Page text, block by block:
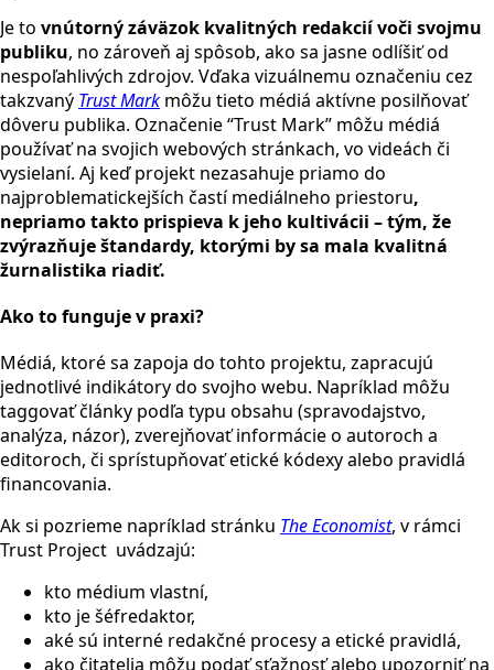
Je to vnútorný záväzok kvalitných redakcií voči svojmu
publiku, no zároveň aj spôsob, ako sa jasne odlíšiť od
nespoľahlivých zdrojov. Vďaka vizuálnemu označeniu cez
takzvaný Trust Mark môžu tieto médiá aktívne posilňovať
dôveru publika. Označenie “Trust Mark” môžu médiá
používať na svojich webových stránkach, vo videách či
vysielaní. Aj keď projekt nezasahuje priamo do
najproblematickejších častí mediálneho priestoru,
nepriamo takto prispieva k jeho kultivácii – tým, že
zvýrazňuje štandardy, ktorými by sa mala kvalitná
žurnalistika riadiť.
Ako to funguje v praxi?
Médiá, ktoré sa zapoja do tohto projektu, zapracujú
jednotlivé indikátory do svojho webu. Napríklad môžu
taggovať články podľa typu obsahu (spravodajstvo,
analýza, názor), zverejňovať informácie o autoroch a
editoroch, či sprístupňovať etické kódexy alebo pravidlá
financovania.
Ak si pozrieme napríklad stránku The Economist, v rámci
Trust Project uvádzajú:
kto médium vlastní,
kto je šéfredaktor,
aké sú interné redakčné procesy a etické pravidlá,
ako čitatelia môžu podať sťažnosť alebo upozorniť na